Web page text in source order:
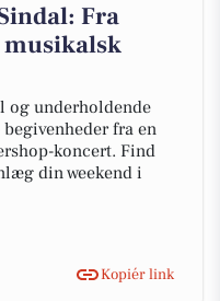
Fra
og underholdende
fra en
koncert. Find
din weekend i
Kopiér link